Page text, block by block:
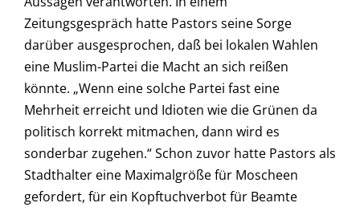
Zeitungsgespräch hatte Pastors seine Sorge
darüber ausgesprochen, daß bei lokalen Wahlen
eine Muslim-Partei die Macht an sich reißen
könnte. „Wenn eine solche Partei fast eine
Mehrheit erreicht und Idioten wie die Grünen da
politisch korrekt mitmachen, dann wird es
sonderbar zugehen.“ Schon zuvor hatte Pastors als
Stadthalter eine Maximalgröße für Moscheen
gefordert, für ein Kopftuchverbot für Beamte